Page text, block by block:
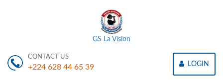
GS La Vision
CONTACT US
+224 628 44 65 39 LOGIN